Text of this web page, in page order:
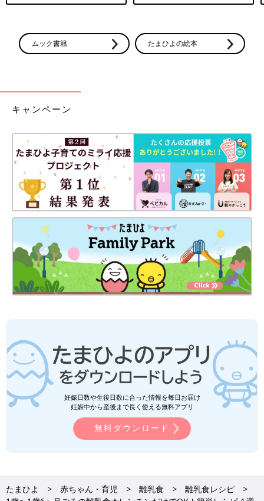
ムック書籍 たまひよの絵本
キャンペーン
妊娠日数や生後日数に合った情報を毎日お届け
妊娠中から産後まで長く使える無料アプリ
無料ダウンロード
たまひよ 赤ちゃん・育児 離乳食
離乳食レシピ